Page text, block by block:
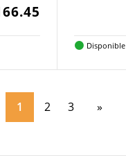
Disponible
1 2 3